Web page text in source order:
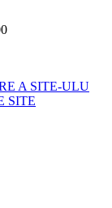
A SITE-ULU
SITE